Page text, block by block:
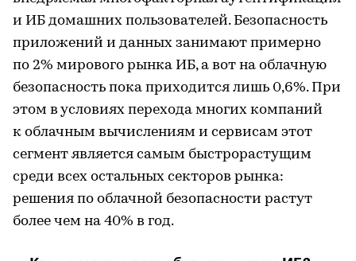
и ИБ домашних пользователей. Безопасность
приложений и данных занимают примерно
по 2% мирового рынка ИБ, а вот на облачную
безопасность пока приходится лишь 0,6%. При
этом в условиях перехода многих компаний
к облачным вычислениям и сервисам этот
сегмент является самым быстрорастущим
среди всех остальных секторов рынка:
решения по облачной безопасности растут
более чем на 40% в год.